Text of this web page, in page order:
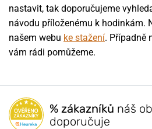
nastavit, tak doporučujeme
návodu příloženému k hodinkám.
našem webu ke stažení. Případně
vám rádi pomůžeme.
% zákazníků náš
doporučuje